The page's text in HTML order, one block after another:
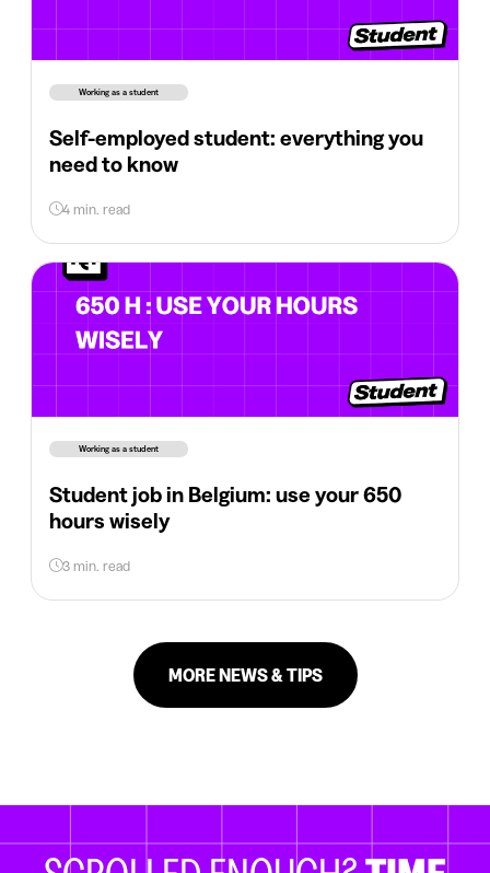
Working as a student
Self-employed student: everything you
need to know
4 min. read
Working as a student
Student job in Belgium: use your 650
hours wisely
3 min. read
MORE NEWS & TIPS